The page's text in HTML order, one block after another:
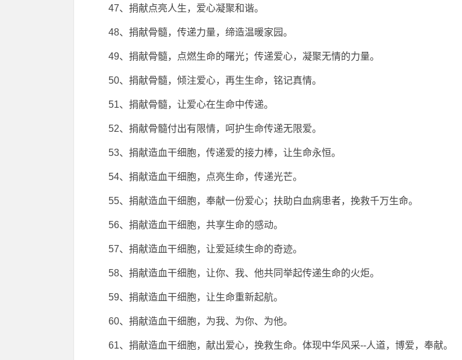
47、捐献点亮人生，爱心凝聚和谐。
48、捐献骨髓，传递力量，缔造温暖家园。
49、捐献骨髓，点燃生命的曙光；传递爱心，凝聚无情的力量。
50、捐献骨髓，倾注爱心，再生生命，铭记真情。
51、捐献骨髓，让爱心在生命中传递。
52、捐献骨髓付出有限情，呵护生命传递无限爱。
53、捐献造血干细胞，传递爱的接力棒，让生命永恒。
54、捐献造血干细胞，点亮生命，传递光芒。
55、捐献造血干细胞，奉献一份爱心；扶助白血病患者，挽救千万生命。
56、捐献造血干细胞，共享生命的感动。
57、捐献造血干细胞，让爱延续生命的奇迹。
58、捐献造血干细胞，让你、我、他共同举起传递生命的火炬。
59、捐献造血干细胞，让生命重新起航。
60、捐献造血干细胞，为我、为你、为他。
61、捐献造血干细胞，献出爱心，挽救生命。体现中华风采--人道，博爱，奉献。